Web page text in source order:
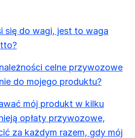
się do wagi, jest to waga
celne przywozowe
do mojego produktu?
mój produkt w kilku
opłaty przywozowe,
za każdym razem, gdy mój